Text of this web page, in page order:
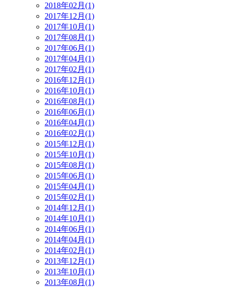
2018年02月(1)
2017年12月(1)
2017年10月(1)
2017年08月(1)
2017年06月(1)
2017年04月(1)
2017年02月(1)
2016年12月(1)
2016年10月(1)
2016年08月(1)
2016年06月(1)
2016年04月(1)
2016年02月(1)
2015年12月(1)
2015年10月(1)
2015年08月(1)
2015年06月(1)
2015年04月(1)
2015年02月(1)
2014年12月(1)
2014年10月(1)
2014年06月(1)
2014年04月(1)
2014年02月(1)
2013年12月(1)
2013年10月(1)
2013年08月(1)